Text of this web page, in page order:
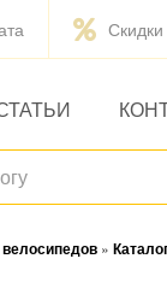
Скидки
»